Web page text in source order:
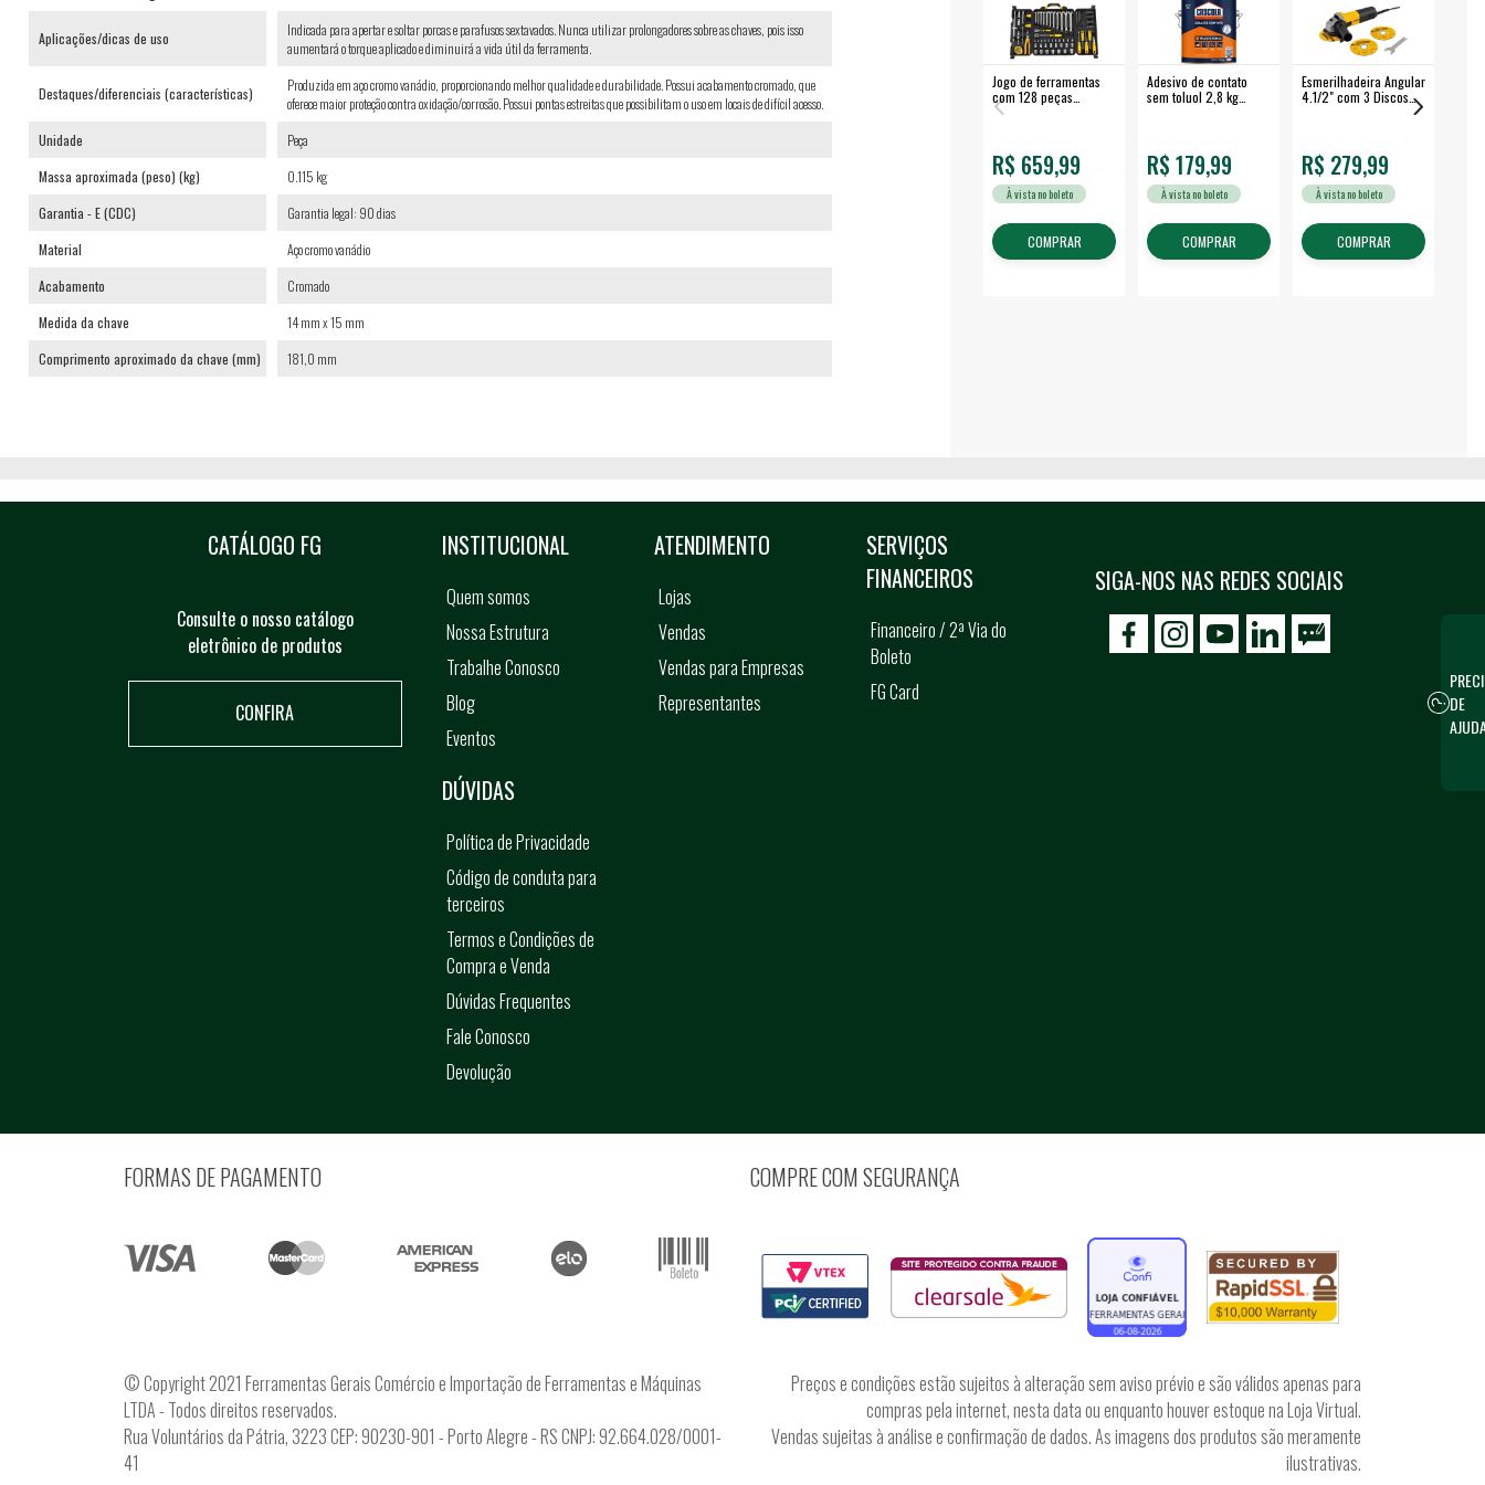
Jogo de ferramentas
com 128 peças
embalagem fechada -
R$ 659,99
À vista no boleto
COMPRAR
Adesivo de contato
sem toluol 2,8 kg
R$ 179,99
À vista no boleto
COMPRAR
Esmerilhadeira Angular
4.1/2" com 3 Discos
R$ 279,99
À vista no boleto
COMPRAR
Aplicações/dicas de uso
Indicada para apertar e soltar porcas e parafusos sextavados. Nunca utilizar prolongadores sobre as chaves, pois isso
aumentará o torque aplicado e diminuirá a vida útil da ferramenta.
Destaques/diferenciais (características)
Produzida em aço cromo vanádio, proporcionando melhor qualidade e durabilidade. Possui acabamento cromado, que
oferece maior proteção contra oxidação/corrosão. Possui pontas estreitas que possibilitam o uso em locais de difícil acesso.
Unidade
Peça
Massa aproximada (peso) (kg)
0.115 kg
Garantia - E (CDC)
Garantia legal: 90 dias
Material
Aço cromo vanádio
Acabamento
Cromado
Medida da chave
14 mm x 15 mm
Comprimento aproximado da chave (mm)
181,0 mm
CATÁLOGO FG
Consulte o nosso catálogo
eletrônico de produtos
CONFIRA
SIGA-NOS NAS REDES SOCIAIS
icon-facebook
icon-social02icon-social03
INSTITUCIONAL
Quem somos
Nossa Estrutura
Trabalhe Conosco
Blog
Eventos
ATENDIMENTO
Lojas
Vendas
Vendas para Empresas
Representantes
SERVIÇOS
FINANCEIROS
Financeiro / 2ª Via do
Boleto
FG Card
DÚVIDAS
Política de Privacidade
Código de conduta para
terceiros
Termos e Condições de
Compra e Venda
Dúvidas Frequentes
Fale Conosco
Devolução
FORMAS DE PAGAMENTO COMPRE COM SEGURANÇA
© Copyright 2021 Ferramentas Gerais Comércio e Importação de Ferramentas e Máquinas
LTDA - Todos direitos reservados.
Rua Voluntários da Pátria, 3223 CEP: 90230-901 - Porto Alegre - RS CNPJ: 92.664.028/0001-
41
Preços e condições estão sujeitos à alteração sem aviso prévio e são válidos apenas para
compras pela internet, nesta data ou enquanto houver estoque na Loja Virtual.
Vendas sujeitas à análise e confirmação de dados. As imagens dos produtos são meramente
ilustrativas.
DE